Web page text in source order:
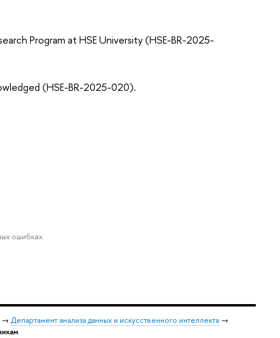
Program at HSE University (HSE-BR-2025-
(HSE-BR-2025-020).
ошибках.
→ Департамент анализа данных и искусственного интеллекта →